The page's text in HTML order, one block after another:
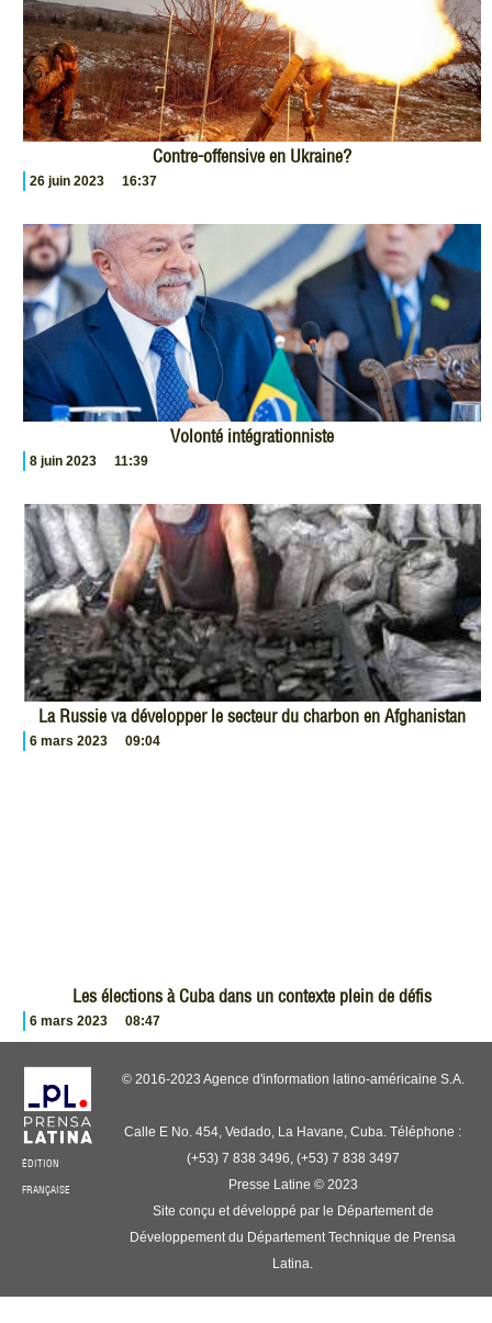
Contre-offensive en Ukraine?
26 juin 2023 16:37
Volonté intégrationniste
8 juin 2023 11:39
La Russie va développer le secteur du charbon en Afghanistan
6 mars 2023 09:04
Les élections à Cuba dans un contexte plein de défis
6 mars 2023 08:47
ÉDITION
FRANÇAISE
© 2016-2023 Agence d'information latino-américaine S.A.
Calle E No. 454, Vedado, La Havane, Cuba. Téléphone :
(+53) 7 838 3496, (+53) 7 838 3497
Presse Latine © 2023
Site conçu et développé par le Département de
Développement du Département Technique de Prensa
Latina.